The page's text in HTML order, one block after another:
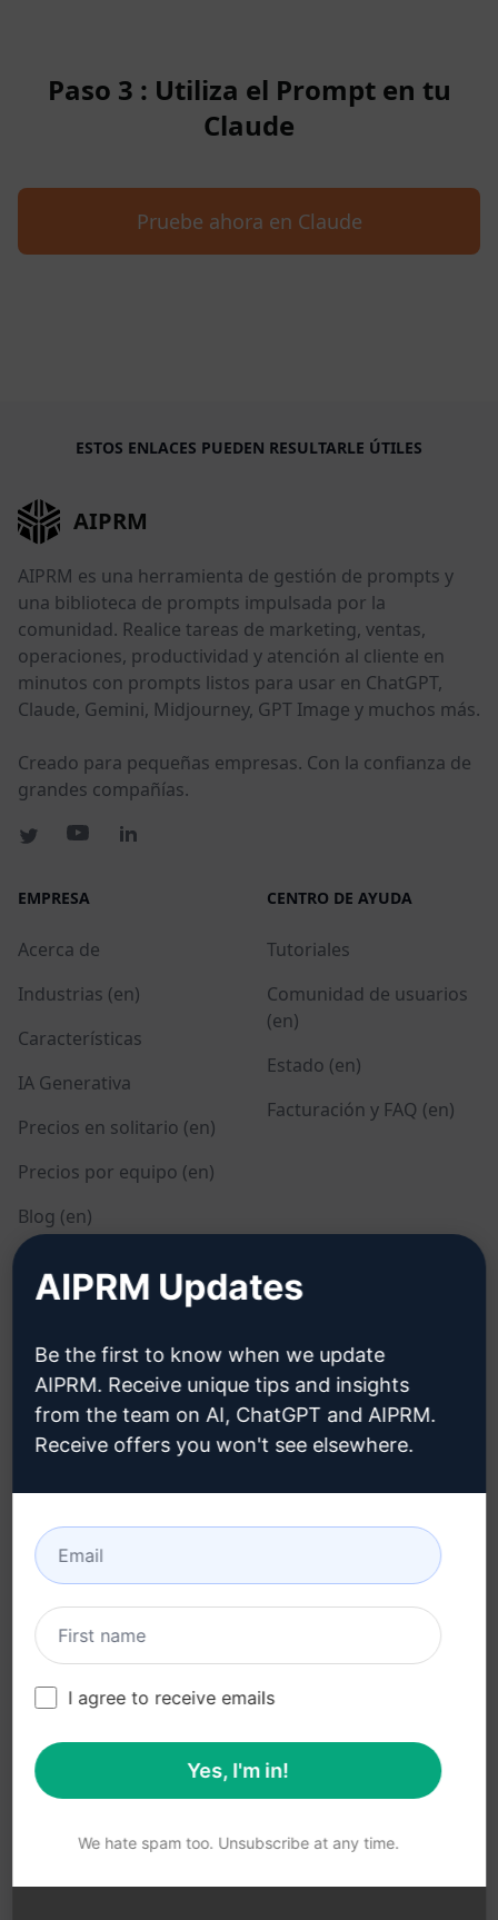
Paso 3 : Utiliza el Prompt en tu
Claude
Pruebe ahora en Claude
ESTOS ENLACES PUEDEN RESULTARLE ÚTILES
AIPRM
AIPRM es una herramienta de gestión de prompts y
una biblioteca de prompts impulsada por la
comunidad. Realice tareas de marketing, ventas,
operaciones, productividad y atención al cliente en
minutos con prompts listos para usar en ChatGPT,
Claude, Gemini, Midjourney, GPT Image y muchos más.
Creado para pequeñas empresas. Con la confianza de
grandes compañías.
EMPRESA
Acerca de
Industrias (en)
Características
IA Generativa
Precios en solitario (en)
Precios por equipo (en)
Blog (en)
CENTRO DE AYUDA
Tutoriales
Comunidad de usuarios
(en)
Estado (en)
Facturación y FAQ (en)
LEGAL
Política de privacidad
(en)
Política de uso aceptable
(en)
Condiciones de uso (en)
Términos de las
extensiones del
navegador (en)
Condiciones de
facturación (en)
DESCARGAR
Cómo instalar
Google Chrome
Microsoft Edge
© 2026
All logos, trademarks, and registered trademarks are the
AIPRM and other related brand names are registered
laws.
AIPRM Updates
Be the first to know when we update
AIPRM. Receive unique tips and insights
from the team on AI, ChatGPT and AIPRM.
Receive offers you won't see elsewhere.
I agree to receive emails
Yes, I'm in!
We hate spam too. Unsubscribe at any time.